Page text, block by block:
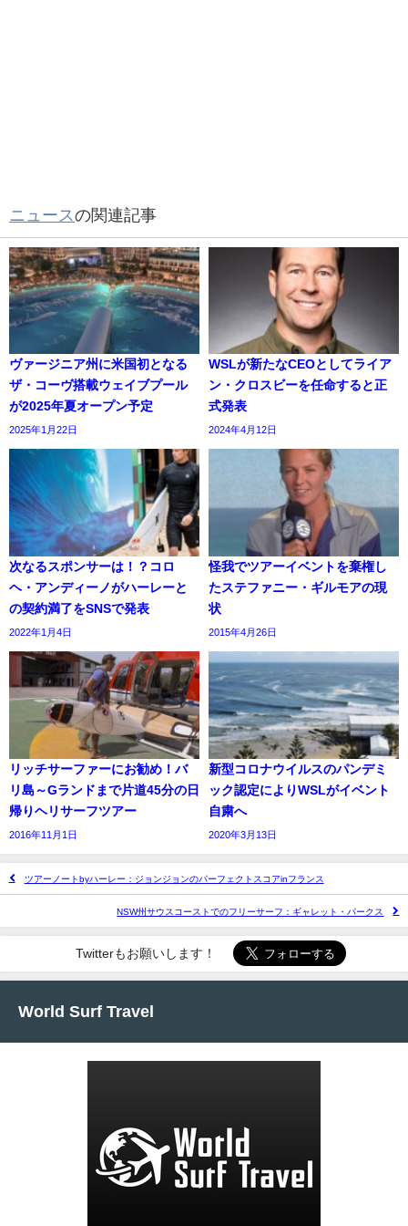
ニュースの関連記事
ヴァージニア州に米国初となる
ザ・コーヴ搭載ウェイブプール
が2025年夏オープン予定
2025年1月22日
WSLが新たなCEOとしてライア
ン・クロスビーを任命すると正
式発表
2024年4月12日
次なるスポンサーは！？コロ
ヘ・アンディーノがハーレーと
の契約満了をSNSで発表
2022年1月4日
怪我でツアーイベントを棄権し
たステファニー・ギルモアの現
状
2015年4月26日
リッチサーファーにお勧め！バ
リ島～Gランドまで片道45分の日
帰りヘリサーフツアー
2016年11月1日
新型コロナウイルスのパンデミ
ック認定によりWSLがイベント
自粛へ
2020年3月13日
ツアーノートbyハーレー：ジョンジョンのパーフェクトスコアinフランス
NSW州サウスコーストでのフリーサーフ：ギャレット・パークス
Twitterもお願いします！
World Surf Travel